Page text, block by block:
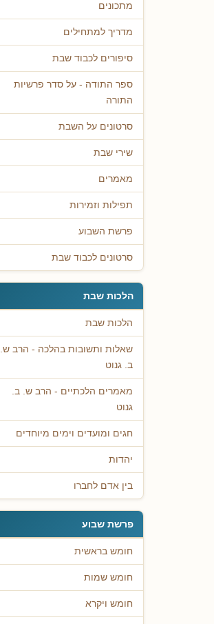
מתכונים
מדריך למתחילים
סיפורים לכבוד שבת
ספר התודה - על סדר פרשיות
התורה
סרטונים על השבת
שירי שבת
מאמרים
תפילות וזמירות
פרשת השבוע
סרטונים לכבוד שבת
הלכות שבת
הלכות שבת
שאלות ותשובות בהלכה - הרב ש.
ב. גנוט
מאמרים הלכתיים - הרב ש. ב.
גנוט
חגים ומועדים וימים מיוחדים
יהדות
בין אדם לחברו
פרשת שבוע
חומש בראשית
חומש שמות
חומש ויקרא